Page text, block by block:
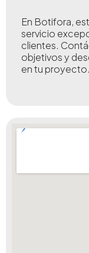
En Botifora,
servicio
clientes.
objetivos y
en tu proyecto.